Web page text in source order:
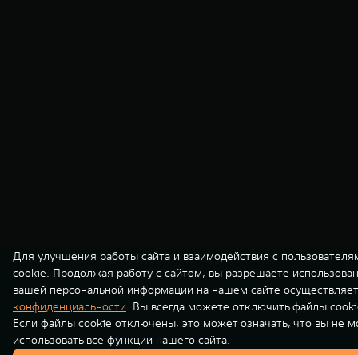
Для улучшения работы сайта и взаимодействия с
cookie. Продолжая работу с сайтом, вы разрешаете
вашей персональной информации на нашем сайте
конфиденциальности. Вы всегда можете отключить файлы
Если файлы cookie отключены, это может означать, что вы не
использовать все функции нашего сайта.